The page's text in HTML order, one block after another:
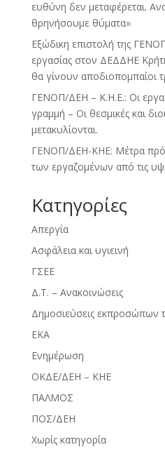
ευθύνη δεν μεταφέρεται.
θρηνήσουμε θύματα»
Εξώδικη επιστολή της
εργασίας στον ΔΕΔΔΗΕ
θα γίνουν αποδιοπομπαίοι
ΓΕΝΟΠ/ΔΕΗ – Κ.Η.Ε.: Οι
γραμμή – Οι θεσμικές και
μετακυλίονται.
ΓΕΝΟΠ/ΔΕΗ-ΚΗΕ: Μέτρα
των εργαζομένων από τις
Kατηγορίες
Απεργία
Ασφάλεια και υγιεινή
ΓΣΕΕ
Δ.Τ. – Ανακοινώσεις
Δημοσιεύσεις εκπροσώπων
ΕΚΑ
Ενημέρωση
ΟΚΔΕ/ΔΕΗ – ΚΗΕ
ΠΑΛΜΟΣ
ΠΟΣ/ΔΕΗ
Χωρίς κατηγορία